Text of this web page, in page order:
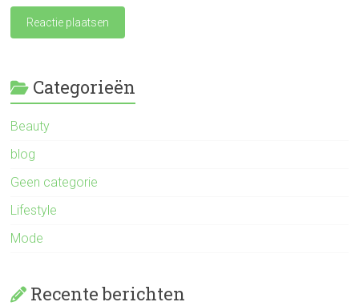
Categorieën
Beauty
blog
Geen categorie
Lifestyle
Mode
Recente berichten